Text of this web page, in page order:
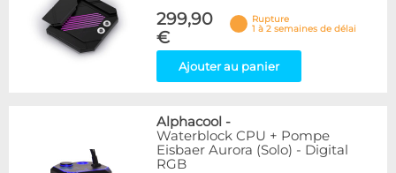
299,90
€
Rupture
1 à 2 semaines de délai
Ajouter au panier
Alphacool -
Waterblock CPU + Pompe
Eisbaer Aurora (Solo) - Digital
RGB